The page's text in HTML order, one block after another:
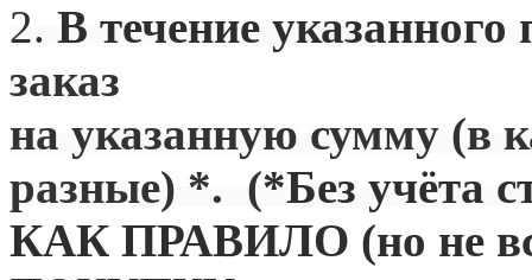
2. В течение указанного
заказ
на указанную сумму (в
разные) *. (*Без учёта
КАК ПРАВИЛО (но не